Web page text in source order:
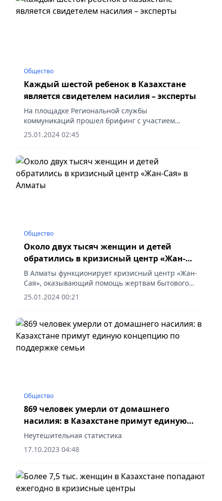
Общество
Каждый шестой ребенок в Казахстане
является свидетелем насилия – эксперты
На площадке Региональной службы
коммуникаций прошел брифинг с участием
представителей кризисного центра города
Алматы. Председатель правления объединения
25.01.2024 02:45
Общество
Около двух тысяч женщин и детей
обратились в кризисный центр «Жан-
Сая» в Алматы
В Алматы функционирует кризисный центр «Жан-
Сая», оказывающий помощь жертвам бытового
насилия. Как рассказали спикеры, в 2023 году в
центре нашли поддержку 1980 человек, в 2022
25.01.2024 00:21
Общество
869 человек умерли от домашнего
насилия: в Казахстане примут единую
концепцию по поддержке семьи
Неутешительная статистика
17.10.2023 04:48